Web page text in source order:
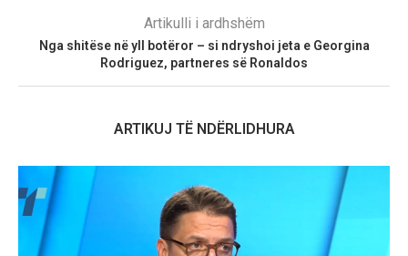
Artikulli i ardhshëm
Nga shitëse në yll botëror – si ndryshoi jeta e Georgina
Rodriguez, partneres së Ronaldos
ARTIKUJ TË NDËRLIDHURA